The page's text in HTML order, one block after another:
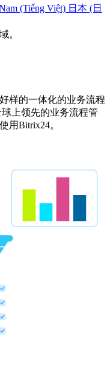
(Tiếng Việt) 日本 (日
。
样的一体化的业务流程
上领先的业务流程管
用Bitrix24。